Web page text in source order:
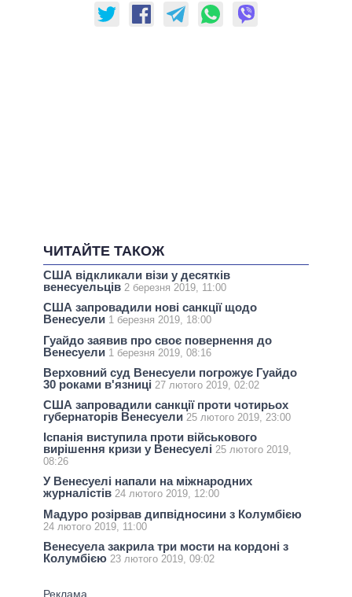
ЧИТАЙТЕ ТАКОЖ
США відкликали візи у десятків
венесуельців 2 березня 2019, 11:00
США запровадили нові санкції щодо
Венесуели 1 березня 2019, 18:00
Гуайдо заявив про своє повернення до
Венесуели 1 березня 2019, 08:16
Верховний суд Венесуели погрожує Гуайдо
30 роками в'язниці 27 лютого 2019, 02:02
США запровадили санкції проти чотирьох
губернаторів Венесуели 25 лютого 2019, 23:00
Іспанія виступила проти військового
вирішення кризи у Венесуелі 25 лютого 2019,
08:26
У Венесуелі напали на міжнародних
журналістів 24 лютого 2019, 12:00
Мадуро розірвав дипвідносини з Колумбією
24 лютого 2019, 11:00
Венесуела закрила три мости на кордоні з
Колумбією 23 лютого 2019, 09:02